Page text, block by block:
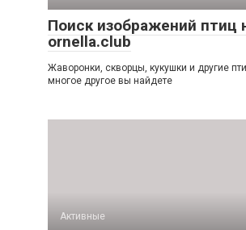
Поиск изображений птиц
ornella.club
Жаворонки, скворцы, кукушки и другие
многое другое вы найдете
Активные